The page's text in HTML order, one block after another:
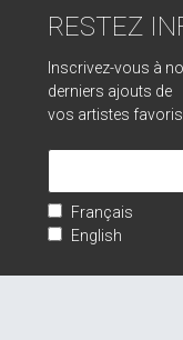
RESTEZ
Inscrivez-vous à
derniers ajouts de
vos artistes favoris.
Français
English